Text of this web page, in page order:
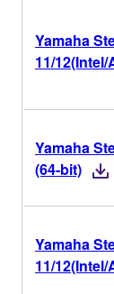
Yamaha
11/
Yamaha
(64-bit)
Yamaha
11/